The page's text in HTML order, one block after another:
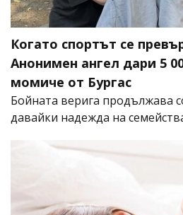
Когато спортът се
Анонимен ангел дари 5
момиче от Бургас
Бойната верига продължава
давайки надежда на